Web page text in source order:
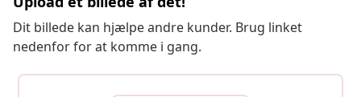
Dit billede kan hjælpe andre kunder. Brug linket
nedenfor for at komme i gang.